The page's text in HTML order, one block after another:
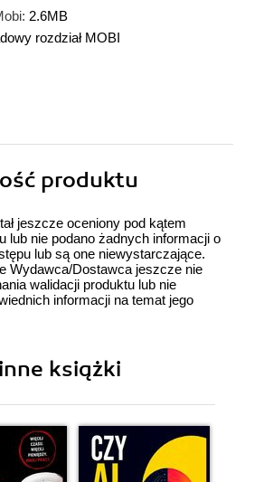
2.6MB
rozdział MOBI
produktu
jeszcze oceniony pod kątem
lub nie podano żadnych informacji o
lub są one niewystarczające.
Wydawca/Dostawca jeszcze nie
walidacji produktu lub nie
informacji na temat jego
książki